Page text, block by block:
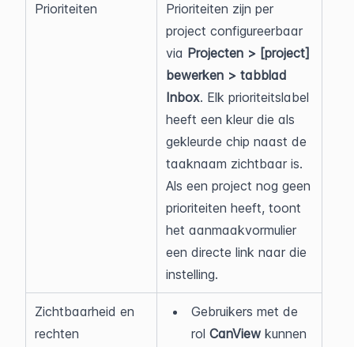
Prioriteiten
Prioriteiten zijn per
project configureerbaar
via Projecten > [project]
bewerken > tabblad
Inbox. Elk prioriteitslabel
heeft een kleur die als
gekleurde chip naast de
taaknaam zichtbaar is.
Als een project nog geen
prioriteiten heeft, toont
het aanmaakvormulier
een directe link naar die
instelling.
Zichtbaarheid en
rechten
Gebruikers met de
rol CanView kunnen